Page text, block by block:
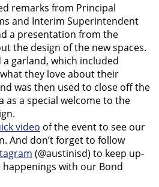
remarks from Principal
and Interim Superintendent
a presentation from the
the design of the new spaces.
garland, which included
they love about their
was then used to close off the
as a special welcome to the
video of the event to see our
And don’t forget to follow
(@austinisd) to keep up-
with our Bond